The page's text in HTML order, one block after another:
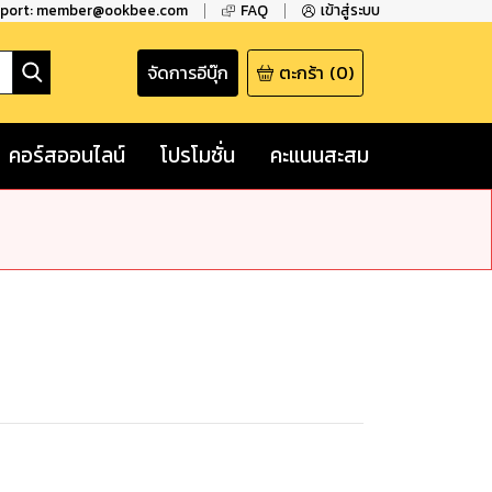
member@ookbee.com FAQ เข้าสู่ระบบ
จัดการอีบุ๊ก ตะกร้า (0)
คอร์สออนไลน์ โปรโมชั่น คะแนนสะสม